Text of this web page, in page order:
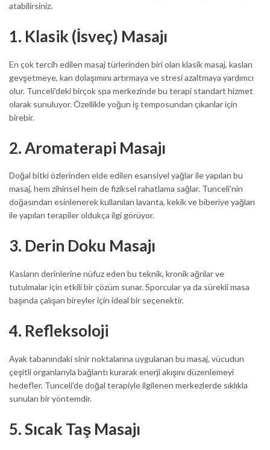
atabilirsiniz.
1. Klasik (İsveç) Masajı
En çok tercih edilen masaj türlerinden biri olan klasik masaj, kasları
gevşetmeye, kan dolaşımını artırmaya ve stresi azaltmaya yardımcı
olur. Tunceli’deki birçok spa merkezinde bu terapi standart hizmet
olarak sunuluyor. Özellikle yoğun iş temposundan çıkanlar için
birebir.
2. Aromaterapi Masajı
Doğal bitki özlerinden elde edilen esansiyel yağlar ile yapılan bu
masaj, hem zihinsel hem de fiziksel rahatlama sağlar. Tunceli’nin
doğasından esinlenerek kullanılan lavanta, kekik ve biberiye yağları
ile yapılan terapiler oldukça ilgi görüyor.
3. Derin Doku Masajı
Kasların derinlerine nüfuz eden bu teknik, kronik ağrılar ve
tutulmalar için etkili bir çözüm sunar. Sporcular ya da sürekli masa
başında çalışan bireyler için ideal bir seçenektir.
4. Refleksoloji
Ayak tabanındaki sinir noktalarına uygulanan bu masaj, vücudun
çeşitli organlarıyla bağlantı kurarak enerji akışını düzenlemeyi
hedefler. Tunceli’de doğal terapiyle ilgilenen merkezlerde sıklıkla
sunulan bir yöntemdir.
5. Sıcak Taş Masajı